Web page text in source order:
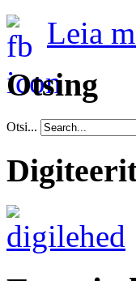
Leia
Otsing
Otsi...